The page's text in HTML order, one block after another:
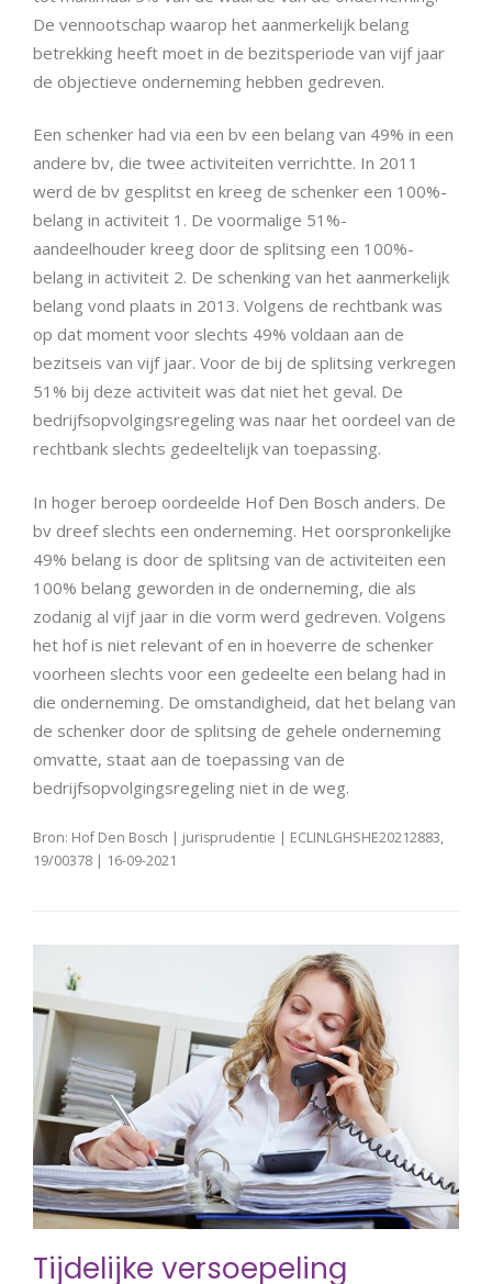
De vennootschap waarop het aanmerkelijk belang
betrekking heeft moet in de bezitsperiode van vijf jaar
de objectieve onderneming hebben gedreven.
Een schenker had via een bv een belang van 49% in een
andere bv, die twee activiteiten verrichtte. In 2011
werd de bv gesplitst en kreeg de schenker een 100%-
belang in activiteit 1. De voormalige 51%-
aandeelhouder kreeg door de splitsing een 100%-
belang in activiteit 2. De schenking van het aanmerkelijk
belang vond plaats in 2013. Volgens de rechtbank was
op dat moment voor slechts 49% voldaan aan de
bezitseis van vijf jaar. Voor de bij de splitsing verkregen
51% bij deze activiteit was dat niet het geval. De
bedrijfsopvolgingsregeling was naar het oordeel van de
rechtbank slechts gedeeltelijk van toepassing.
In hoger beroep oordeelde Hof Den Bosch anders. De
bv dreef slechts een onderneming. Het oorspronkelijke
49% belang is door de splitsing van de activiteiten een
100% belang geworden in de onderneming, die als
zodanig al vijf jaar in die vorm werd gedreven. Volgens
het hof is niet relevant of en in hoeverre de schenker
voorheen slechts voor een gedeelte een belang had in
die onderneming. De omstandigheid, dat het belang van
de schenker door de splitsing de gehele onderneming
omvatte, staat aan de toepassing van de
bedrijfsopvolgingsregeling niet in de weg.
Bron: Hof Den Bosch | jurisprudentie | ECLINLGHSHE20212883,
19/00378 | 16-09-2021
Tijdelijke versoepeling